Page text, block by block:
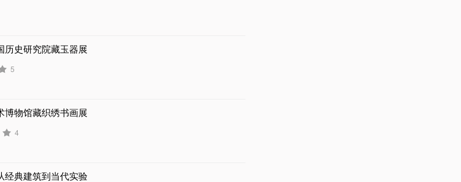
历史研究院藏玉器展
5
博物馆藏织绣书画展
4
经典建筑到当代实验